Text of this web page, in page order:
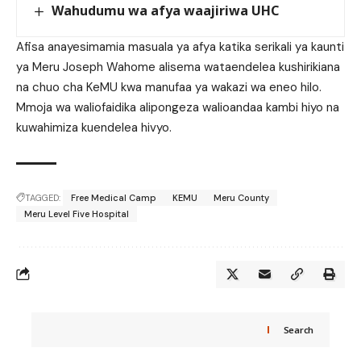
Wahudumu wa afya waajiriwa UHC
Afisa anayesimamia masuala ya afya katika serikali ya kaunti
ya Meru Joseph Wahome alisema wataendelea kushirikiana
na chuo cha KeMU kwa manufaa ya wakazi wa eneo hilo.
Mmoja wa waliofaidika alipongeza walioandaa kambi hiyo na
kuwahimiza kuendelea hivyo.
TAGGED: Free Medical Camp KEMU
Meru County
Meru Level Five Hospital
Search